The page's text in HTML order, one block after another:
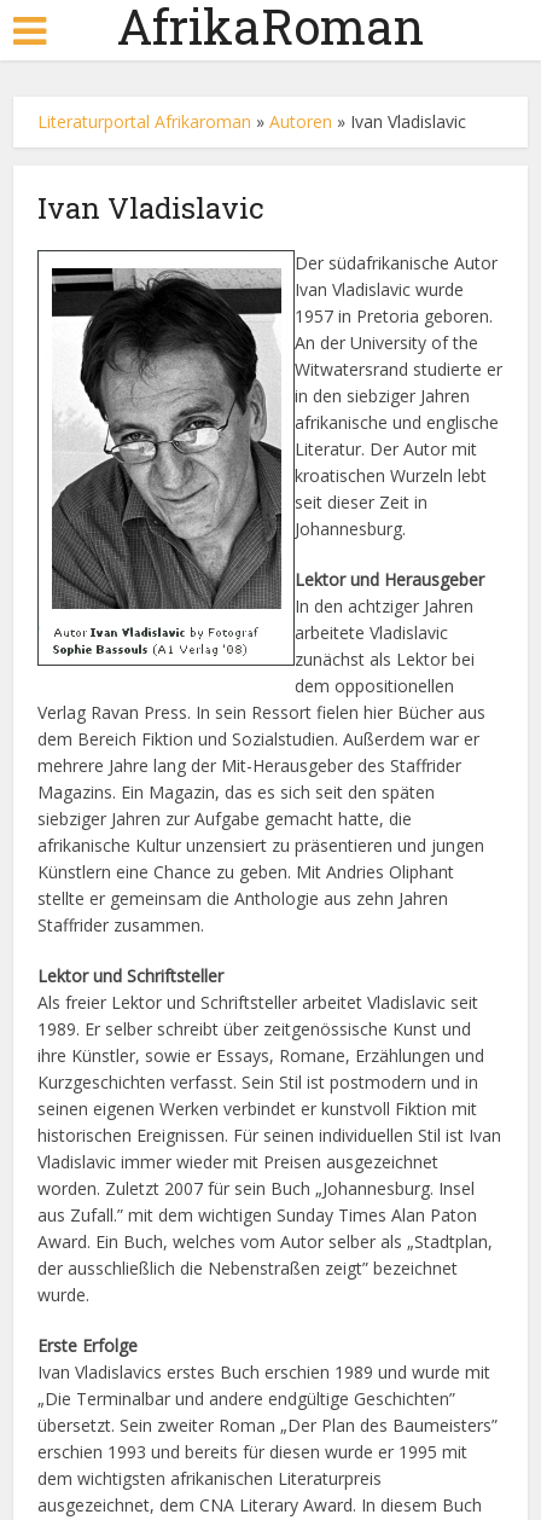
AfrikaRoman
Literaturportal Afrikaroman »Autoren » Ivan Vladislavic
Ivan Vladislavic
Der südafrikanische Autor
Ivan Vladislavic wurde
1957 in Pretoria geboren.
An der University of the
Witwatersrand studierte er
in den siebziger Jahren
afrikanische und englische
Literatur. Der Autor mit
kroatischen Wurzeln lebt
seit dieser Zeit in
Johannesburg.
Lektor und Herausgeber
In den achtziger Jahren
arbeitete Vladislavic
zunächst als Lektor bei
dem oppositionellen
Verlag Ravan Press. In sein Ressort fielen hier Bücher aus
dem Bereich Fiktion und Sozialstudien. Außerdem war er
mehrere Jahre lang der Mit-Herausgeber des Staffrider
Magazins. Ein Magazin, das es sich seit den späten
siebziger Jahren zur Aufgabe gemacht hatte, die
afrikanische Kultur unzensiert zu präsentieren und jungen
Künstlern eine Chance zu geben. Mit Andries Oliphant
stellte er gemeinsam die Anthologie aus zehn Jahren
Staffrider zusammen.
Lektor und Schriftsteller
Als freier Lektor und Schriftsteller arbeitet Vladislavic seit
1989. Er selber schreibt über zeitgenössische Kunst und
ihre Künstler, sowie er Essays, Romane, Erzählungen und
Kurzgeschichten verfasst. Sein Stil ist postmodern und in
seinen eigenen Werken verbindet er kunstvoll Fiktion mit
historischen Ereignissen. Für seinen individuellen Stil ist Ivan
Vladislavic immer wieder mit Preisen ausgezeichnet
worden. Zuletzt 2007 für sein Buch „Johannesburg. Insel
aus Zufall.” mit dem wichtigen Sunday Times Alan Paton
Award. Ein Buch, welches vom Autor selber als „Stadtplan,
der ausschließlich die Nebenstraßen zeigt” bezeichnet
wurde.
Erste Erfolge
Ivan Vladislavics erstes Buch erschien 1989 und wurde mit
„Die Terminalbar und andere endgültige Geschichten”
übersetzt. Sein zweiter Roman „Der Plan des Baumeisters”
erschien 1993 und bereits für diesen wurde er 1995 mit
dem wichtigsten afrikanischen Literaturpreis
ausgezeichnet, dem CNA Literary Award. In diesem Buch